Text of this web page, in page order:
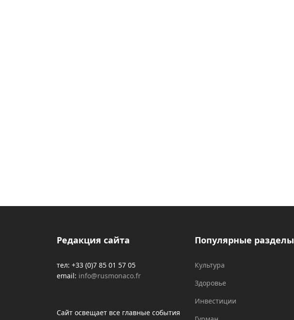
Редакция сайта
тел: +33 (0)7 85 01 57 05
email: info@rusmonaco.fr
Сайт освещает все главные события
Популярные разделы
Культура
Здоровье
Инвестиции